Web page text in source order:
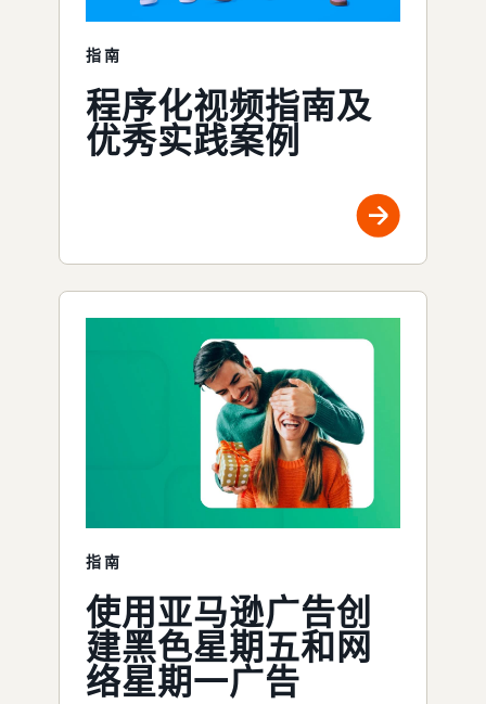
指南
程序化视频指南及
优秀实践案例
指南
使用亚马逊广告创
建黑色星期五和网
络星期一广告